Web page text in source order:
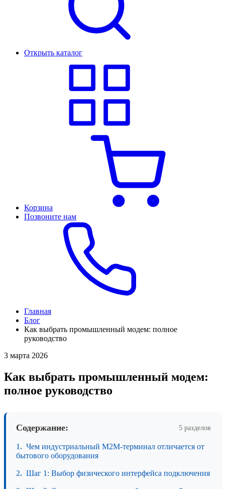
Открыть каталог
Корзина
Позвоните нам
Главная
Блог
Как выбрать промышленный модем: полное
руководство
3 марта 2026
Как выбрать промышленный модем:
полное руководство
Содержание: 5 разделов
Чем индустриальный M2M-терминал отличается от
бытового оборудования
Шаг 1: Выбор физического интерфейса подключения